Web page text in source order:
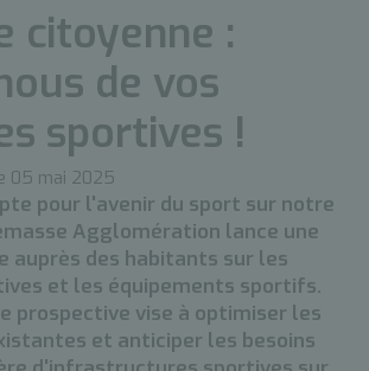
citoyenne :
de vos
sportives !
05 mai 2025
pour l'avenir du sport sur notre
Agglomération lance une
auprès des habitants sur les
et les équipements sportifs.
prospective vise à optimiser les
et anticiper les besoins